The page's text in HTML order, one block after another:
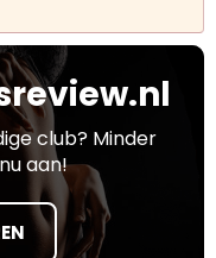
club? Minder
aan!